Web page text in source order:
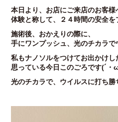
本日より、お店にご来店のお客様
体験と称して、２４時間の安全
施術後、おかえりの際に、
手にワンプッシュ、光のチカラで
私もナノソルをつけてお出かけし
思っている今日このごろです(´・
光のチカラで、ウイルスに打ち勝